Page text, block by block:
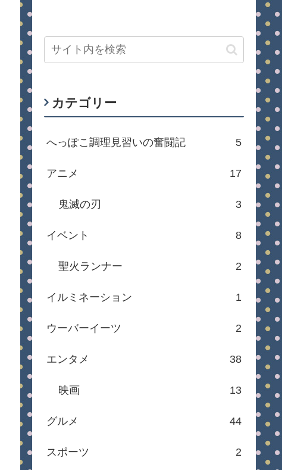
カテゴリー
へっぽこ調理見習いの奮闘記 5
アニメ 17
鬼滅の刃 3
イベント 8
聖火ランナー 2
イルミネーション 1
ウーバーイーツ 2
エンタメ 38
映画 13
グルメ 44
スポーツ 2